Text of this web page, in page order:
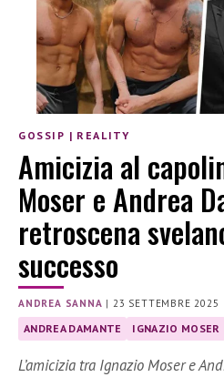
GOSSIP | REALITY
Amicizia al
Moser e Andrea
retroscena
successo
ANDREA SANNA |23 SETTEMBRE 2025
ANDREA DAMANTE IGNAZIO MOSER
L’amicizia tra Ignazio Moser e